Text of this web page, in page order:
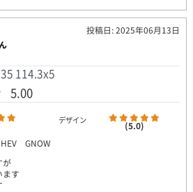
投稿日: 2025年06月13日
114.3x5
5.00
デザイン
(5.0)
GNOW
が
ます